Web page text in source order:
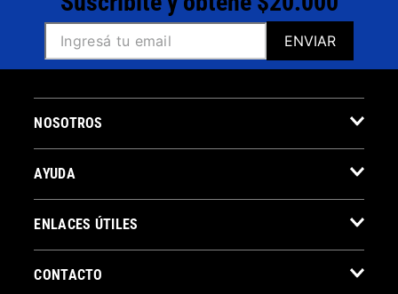
ENVIAR
NOSOTROS
AYUDA
ENLACES ÚTILES
CONTACTO